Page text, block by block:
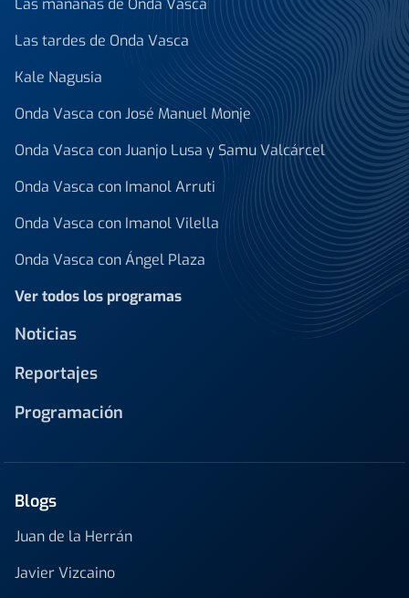
Las mañanas de Onda Vasca
Las tardes de Onda Vasca
Kale Nagusia
Onda Vasca con José Manuel Monje
Onda Vasca con Juanjo Lusa y Samu Valcárcel
Onda Vasca con Imanol Arruti
Onda Vasca con Imanol Vilella
Onda Vasca con Ángel Plaza
Ver todos los programas
Noticias
Reportajes
Programación
Blogs
Juan de la Herrán
Javier Vizcaino